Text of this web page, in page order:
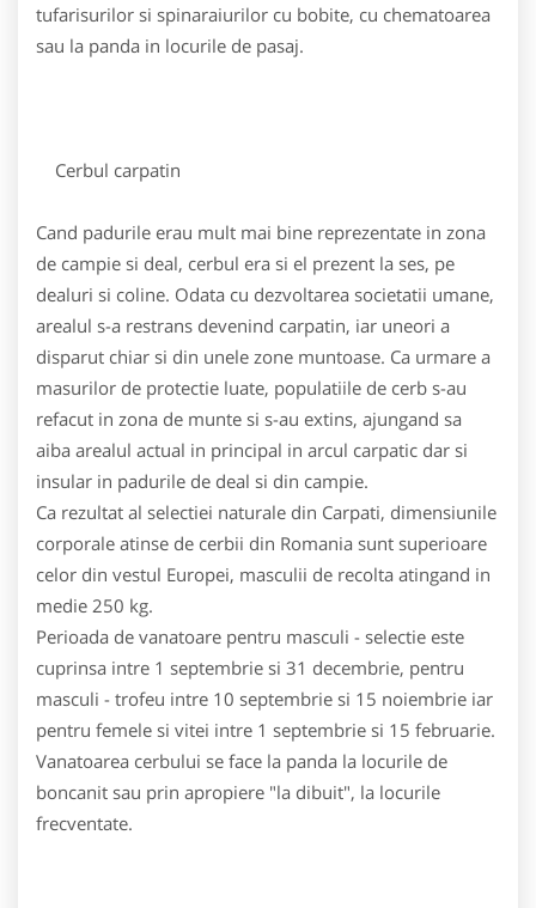
tufarisurilor si spinaraiurilor cu bobite, cu chematoarea
sau la panda in locurile de pasaj.
Cerbul carpatin
Cand padurile erau mult mai bine reprezentate in zona
de campie si deal, cerbul era si el prezent la ses, pe
dealuri si coline. Odata cu dezvoltarea societatii umane,
arealul s-a restrans devenind carpatin, iar uneori a
disparut chiar si din unele zone muntoase. Ca urmare a
masurilor de protectie luate, populatiile de cerb s-au
refacut in zona de munte si s-au extins, ajungand sa
aiba arealul actual in principal in arcul carpatic dar si
insular in padurile de deal si din campie.
Ca rezultat al selectiei naturale din Carpati, dimensiunile
corporale atinse de cerbii din Romania sunt superioare
celor din vestul Europei, masculii de recolta atingand in
medie 250 kg.
Perioada de vanatoare pentru masculi - selectie este
cuprinsa intre 1 septembrie si 31 decembrie, pentru
masculi - trofeu intre 10 septembrie si 15 noiembrie iar
pentru femele si vitei intre 1 septembrie si 15 februarie.
Vanatoarea cerbului se face la panda la locurile de
boncanit sau prin apropiere "la dibuit", la locurile
frecventate.